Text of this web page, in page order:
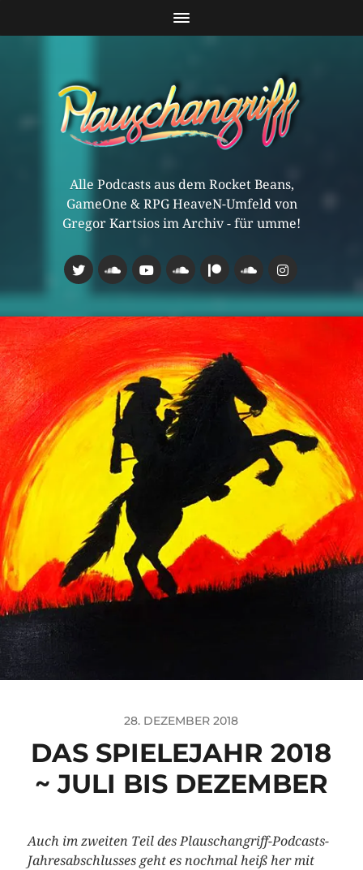
Alle Podcasts aus dem Rocket Beans,
GameOne & RPG HeaveN-Umfeld von
Gregor Kartsios im Archiv - für umme!
28. DEZEMBER 2018
DAS SPIELEJAHR 2018
~ JULI BIS DEZEMBER
Auch im zweiten Teil des Plauschangriff-Podcasts-
Jahresabschlusses geht es nochmal heiß her mit